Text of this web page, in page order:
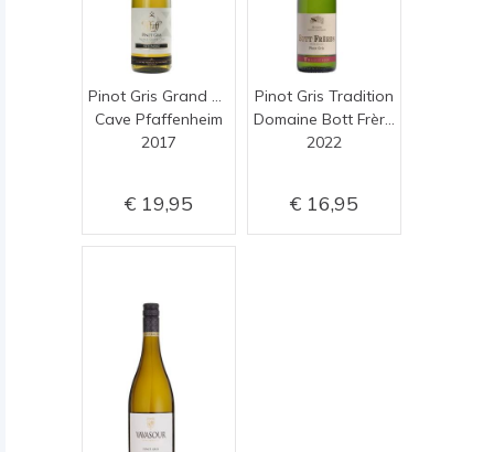
Cave Pfaffenheim
2017
19,95
Pinot Gris Tradition
2022
16,95